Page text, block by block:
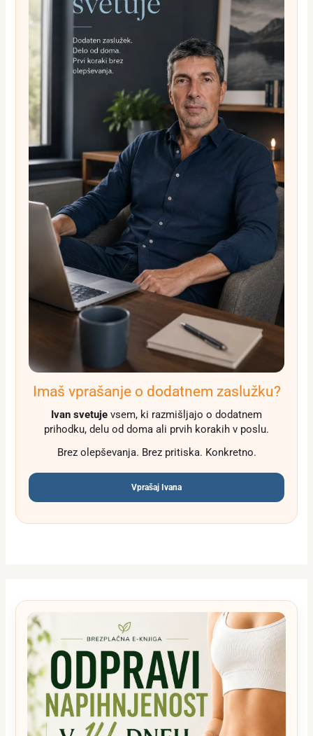
Imaš vprašanje o dodatnem zaslužku?
Ivan svetuje vsem, ki razmišljajo o dodatnem
prihodku, delu od doma ali prvih korakih v poslu.
Brez olepševanja. Brez pritiska. Konkretno.
Vprašaj Ivana